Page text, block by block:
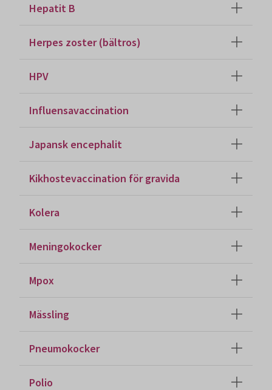
Hepatit B
Herpes zoster (bältros)
HPV
Influensavaccination
Japansk encephalit
Kikhostevaccination för gravida
Kolera
Meningokocker
Mpox
Mässling
Pneumokocker
Polio